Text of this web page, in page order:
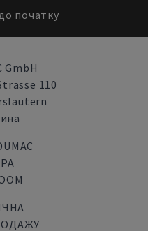
початку
GmbH
110